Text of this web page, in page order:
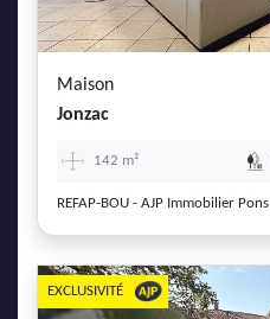
Maison
Jonzac
142 m²
REFAP-BOU - AJP Immobilier Pons
EXCLUSIVITÉ